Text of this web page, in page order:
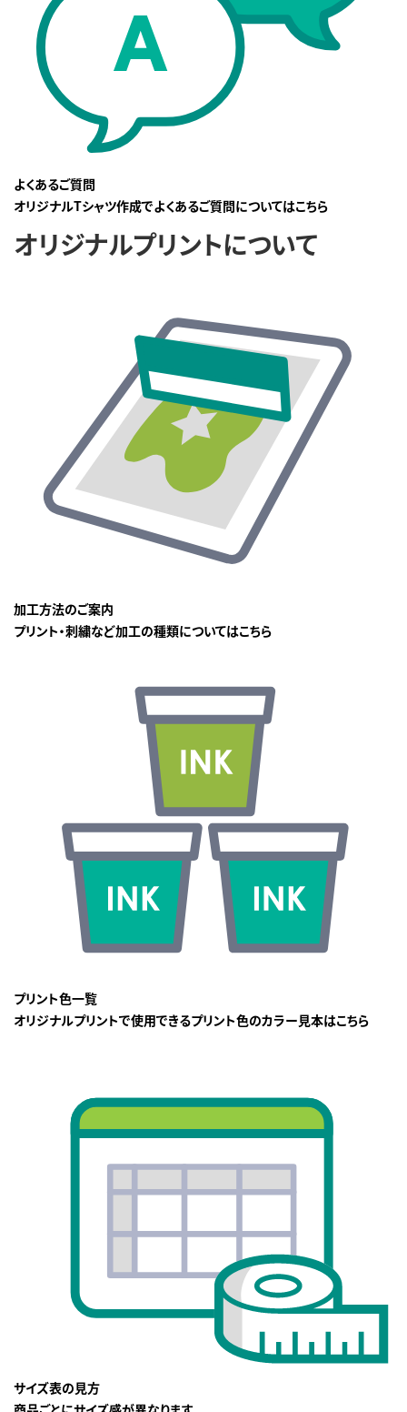
よくあるご質問
オリジナルTシャツ作成でよくあるご質問についてはこちら
オリジナルプリントについて
加工方法のご案内
プリント・刺繍など加工の種類についてはこちら
プリント色一覧
オリジナルプリントで使用できるプリント色のカラー見本はこちら
サイズ表の見方